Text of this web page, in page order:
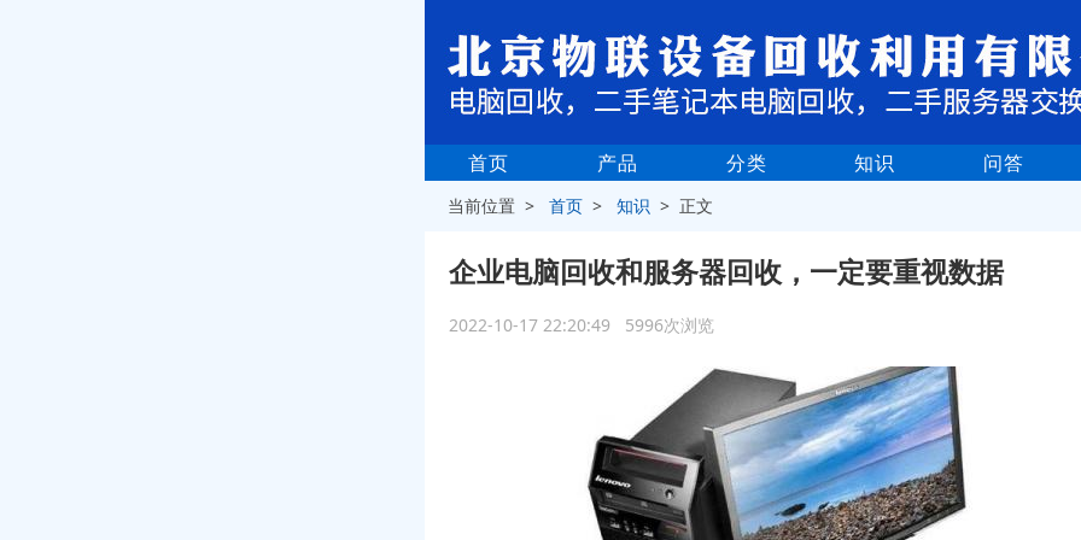
首页 产品 分类 知识 问答
当前位置 >首页 >知识 > 正文
企业电脑回收和服务器回收，一定要重视数据
2022-10-17 22:20:49 5996次浏览